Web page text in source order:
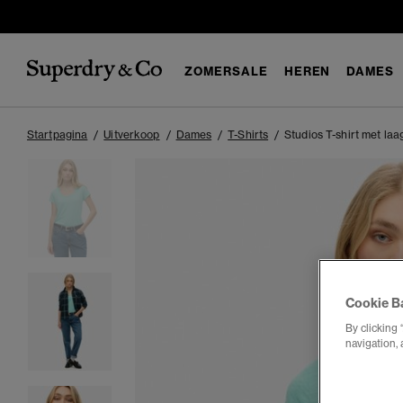
ZOMERSALE HEREN DAMES
Startpagina Uitverkoop Dames T-Shirts Studios T-shirt met
Cookie
By clicking
navigation,